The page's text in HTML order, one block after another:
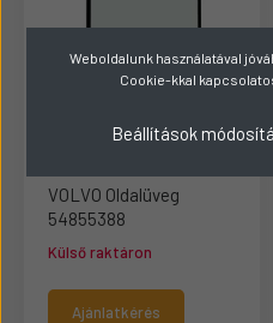
VOLVO Oldalüveg
54855388
Külső raktáron
Ajánlatkérés
Weboldalunk használatával
Cookie-kkal
Beállítások